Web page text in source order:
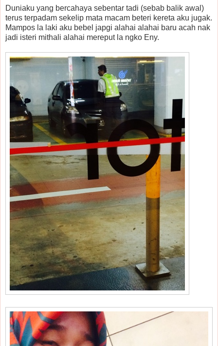
Duniaku yang bercahaya sebentar tadi (sebab balik awal)
terus terpadam sekelip mata macam beteri kereta aku jugak.
Mampos la laki aku bebel japgi alahai alahai baru acah nak
jadi isteri mithali alahai mereput la ngko Eny.